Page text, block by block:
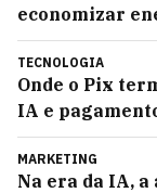
economizar
TECNOLOGIA
Onde o Pix
IA e
MARKETING
Na era da IA,